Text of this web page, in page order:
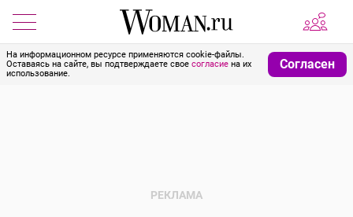
На информационном ресурсе применяются cookie-файлы.
Оставаясь на сайте, вы подтверждаете свое согласие на их
использование.
Согласен